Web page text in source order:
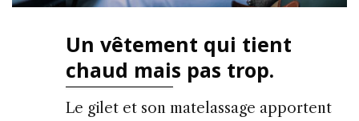
Un vêtement qui tient
chaud mais pas trop.
Le gilet et son matelassage apportent